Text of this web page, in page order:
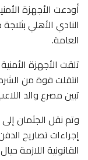
أودعت الأجهزة
النادي الأهلي
العامة.
تلقت الأجهزة
انتقلت قوة من
تبين مصرع والد
وتم نقل الجثمان إلى
إجراءات تصاريح
القانونية اللازمة